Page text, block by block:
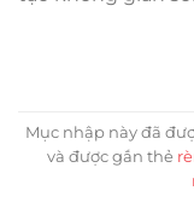
Mục nhập này đã
và được gắn thẻ